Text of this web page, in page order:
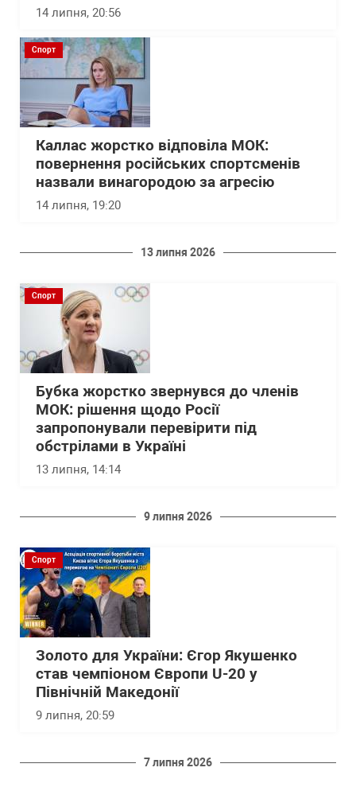
14 липня, 20:56
Спорт
Каллас жорстко відповіла МОК:
повернення російських спортсменів
назвали винагородою за агресію
14 липня, 19:20
13 липня 2026
Спорт
Бубка жорстко звернувся до членів
МОК: рішення щодо Росії
запропонували перевірити під
обстрілами в Україні
13 липня, 14:14
9 липня 2026
Спорт
Золото для України: Єгор Якушенко
став чемпіоном Європи U-20 у
Північній Македонії
9 липня, 20:59
7 липня 2026